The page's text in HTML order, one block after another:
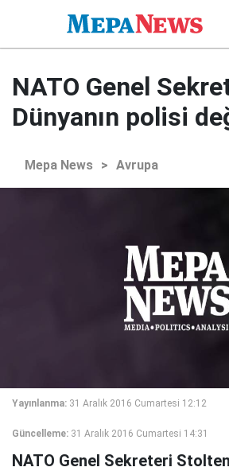
NATO Genel
Dünyanın polisi
Mepa News > Avrupa
Yayınlanma: 31 Aralık 2016 Cumartesi 12:12
Güncelleme: 31 Aralık 2016 Cumartesi 14:31
NATO Genel Sekreteri